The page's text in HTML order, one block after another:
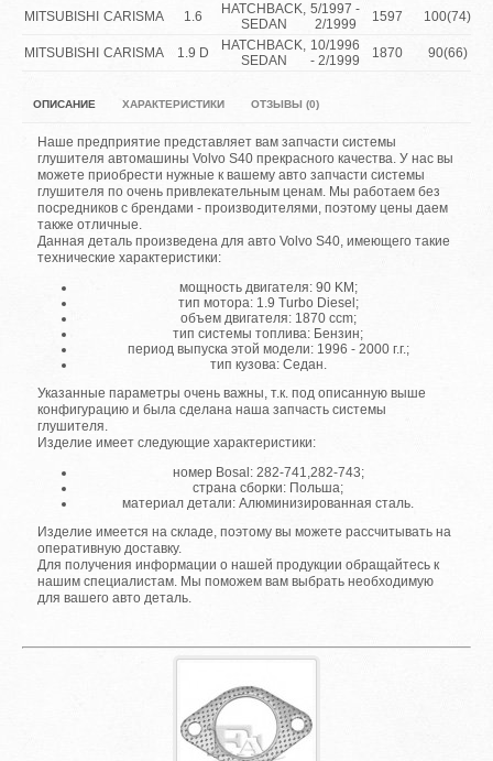
MITSUBISHI CARISMA 1.6
HATCHBACK,
SEDAN
5/1997 -
2/1999
1597 100(74)
MITSUBISHI CARISMA 1.9 D
HATCHBACK,
SEDAN
10/1996
- 2/1999
1870 90(66)
ОПИСАНИЕ ХАРАКТЕРИСТИКИ ОТЗЫВЫ (0)
Наше предприятие представляет вам запчасти системы
глушителя автомашины Volvo S40 прекрасного качества. У нас вы
можете приобрести нужные к вашему авто запчасти системы
глушителя по очень привлекательным ценам. Мы работаем без
посредников с брендами - производителями, поэтому цены даем
также отличные.
Данная деталь произведена для авто Volvo S40, имеющего такие
технические характеристики:
мощность двигателя: 90 KM;
тип мотора: 1.9 Turbo Diesel;
объем двигателя: 1870 ccm;
тип системы топлива: Бензин;
период выпуска этой модели: 1996 - 2000 г.г.;
тип кузова: Седан.
Указанные параметры очень важны, т.к. под описанную выше
конфигурацию и была сделана наша запчасть системы
глушителя.
Изделие имеет следующие характеристики:
номер Bosal: 282-741,282-743;
страна сборки: Польша;
материал детали: Алюминизированная сталь.
Изделие имеется на складе, поэтому вы можете рассчитывать на
оперативную доставку.
Для получения информации о нашей продукции обращайтесь к
нашим специалистам. Мы поможем вам выбрать необходимую
для вашего авто деталь.